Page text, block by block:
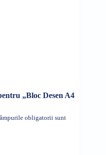
„Bloc Desen A4
obligatorii sunt